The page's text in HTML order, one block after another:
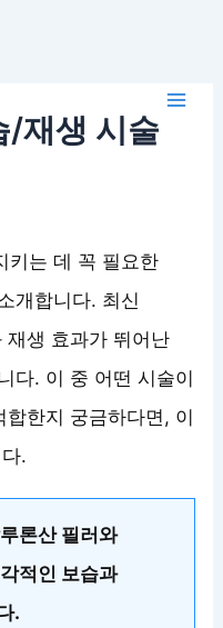
재생 시술
키는 데 꼭 필요한
개합니다. 최신
재생 효과가 뛰어난
다. 이 중 어떤 시술이
한지 궁금하다면, 이
.
론산 필러와
적인 보습과
.